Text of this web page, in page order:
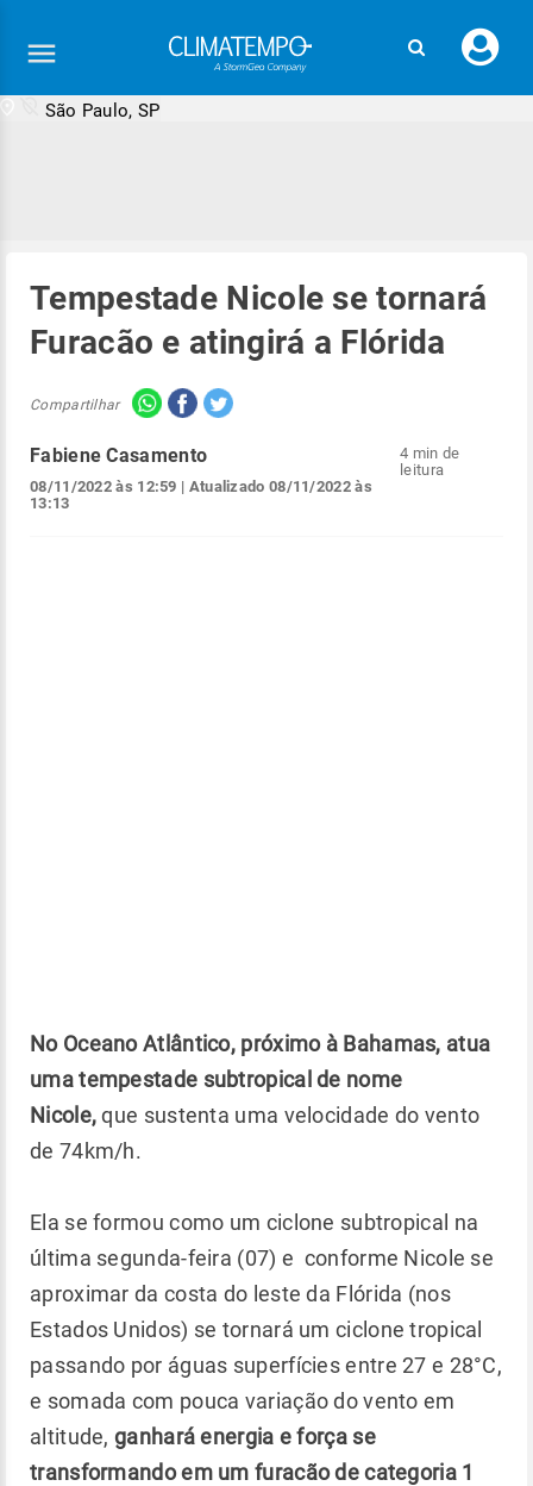
seu
São Paulo, SP
Tempestade Nicole se tornará
Furacão e atingirá a Flórida
Compartilhar
Fabiene Casamento
08/11/2022 às 12:59 | Atualizado 08/11/2022 às
13:13
4 min de
leitura
No Oceano Atlântico, próximo à Bahamas, atua
uma tempestade subtropical de nome
Nicole,que sustenta uma velocidade do vento
de 74km/h.
Ela se formou como um ciclone subtropical na
última segunda-feira (07) e conforme Nicole se
aproximar da costa do leste da Flórida (nos
Estados Unidos) se tornará um ciclone tropical
passando por águas superfícies entre 27 e 28°C,
e somada com pouca variação do vento em
altitude, ganhará energia e força se
transformando em um furacão de categoria 1